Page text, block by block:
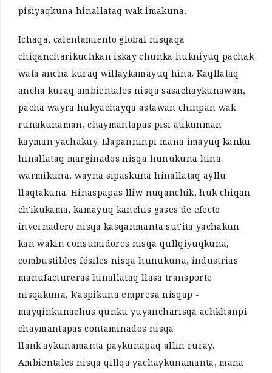
pisiyaqkuna hinallataq wak imakuna.
Ichaqa, calentamiento global nisqaqa
chiqancharikuchkan iskay chunka hukniyuq pachak
wata ancha kuraq willaykamayuq hina. Kaqllataq
ancha kuraq ambientales nisqa sasachaykunawan,
pacha wayra hukyachayqa astawan chinpan wak
runakunaman, chaymantapas pisi atikunman
kayman yachakuy. Llapanninpi mana imayuq kanku
hinallataq marginados nisqa huñukuna hina
warmikuna, wayna sipaskuna hinallataq ayllu
llaqtakuna. Hinaspapas lliw ñuqanchik, huk chiqan
ch'ikukama, kamayuq kanchis gases de efecto
invernadero nisqa kasqanmanta sut'ita yachakun
kan wakin consumidores nisqa qullqiyuqkuna,
combustibles fósiles nisqa huñukuna, industrias
manufactureras hinallataq llasa transporte
nisqakuna, k'aspikuna empresa nisqap -
mayqinkunachus qunku yuyancharisqa achkhanpi
chaymantapas contaminados nisqa
llank'aykunamanta paykunapaq allin ruray.
Ambientales nisqa qillqa yachaykunamanta, mana